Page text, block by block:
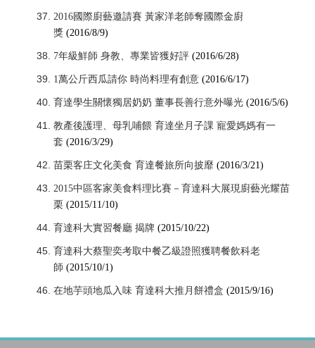
2016國際廚藝邀請賽 黃家洋老師奪國際金廚
獎 (2016/8/9)
7年級鮮師 身教、專業皆獲好評 (2016/6/28)
1萬公斤西瓜請你 時尚料理有創意 (2016/6/17)
育達學生關懷獨居奶奶 董事長善行意外曝光 (2016/5/6)
教產後護理、母乳哺餵 育達坐月子課 寵愛媽媽有一
套 (2016/3/29)
苗栗客庄文化美食 育達餐旅所向披靡 (2016/3/21)
2015中區客家美食料理比賽－育達科大展現廚藝光耀苗
栗 (2015/11/10)
育達科大實習餐廳 揭牌 (2015/10/22)
育達科大蔡聖奕考取中餐乙級證照獲聘餐飲科老
師 (2015/10/1)
在地芋頭地瓜入味 育達科大推月餅禮盒 (2015/9/16)